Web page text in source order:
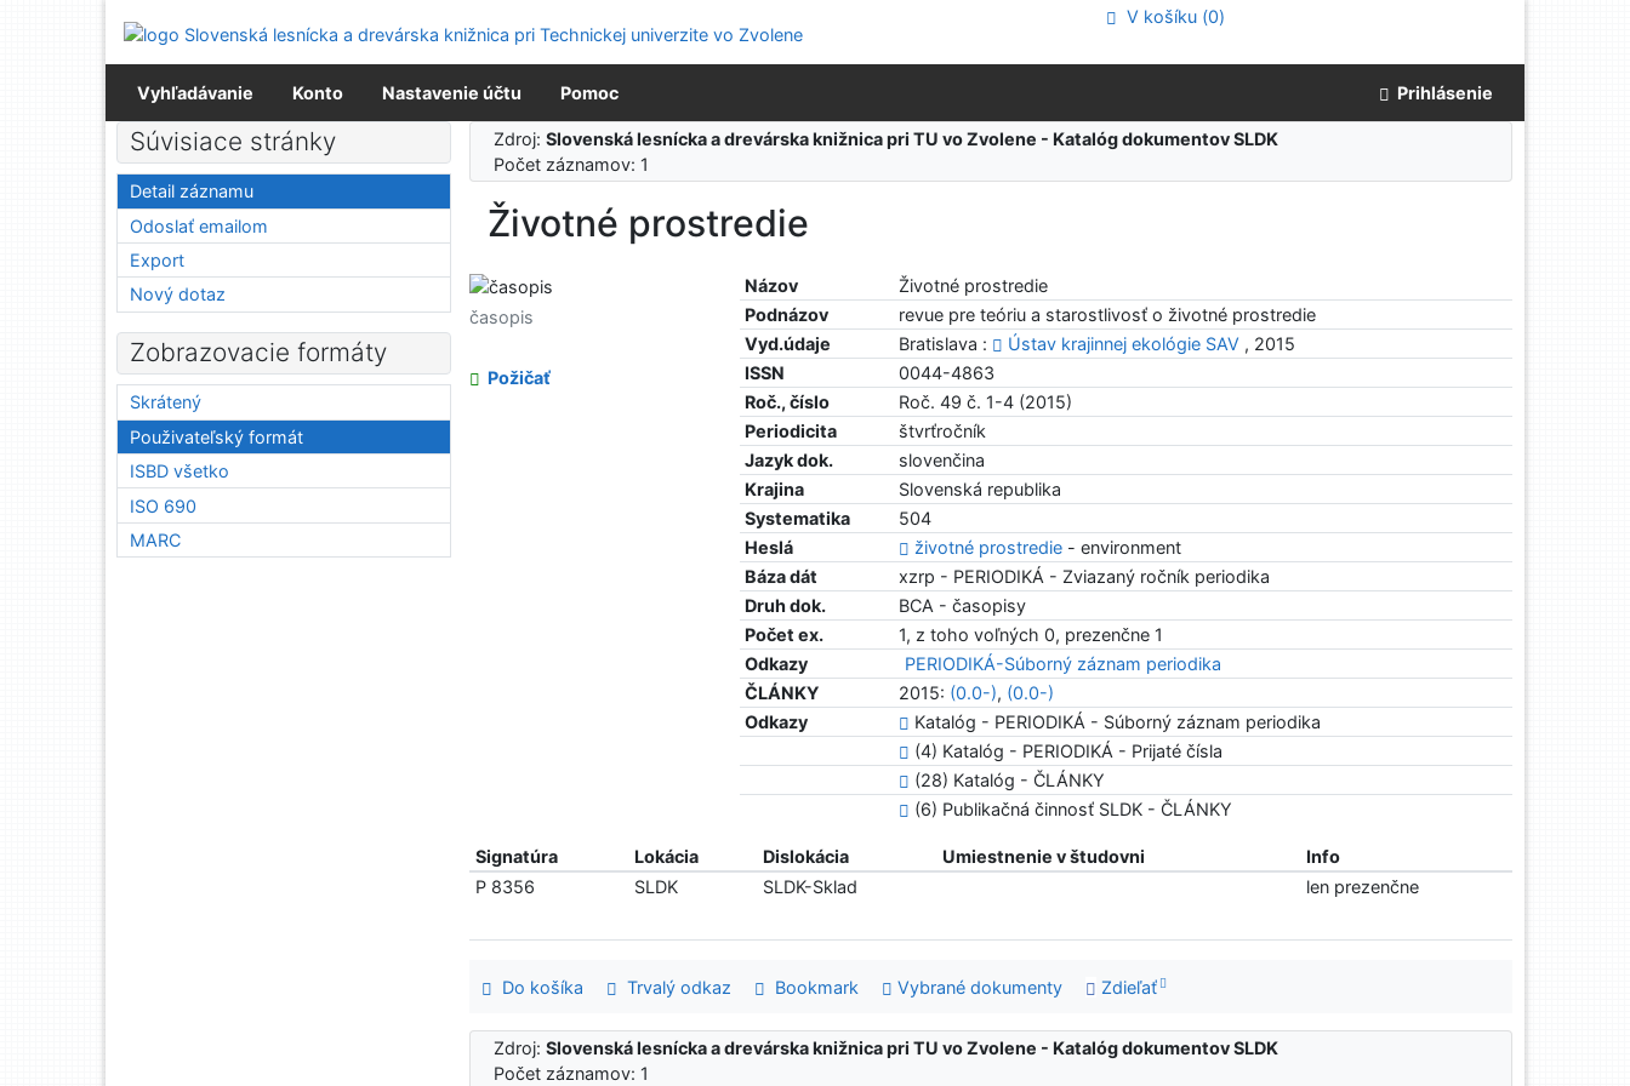
Prejsť na menu
Prehlásenie o webovej prístupnosti
V košíku (0)
Vyhľadávanie Konto Nastavenie účtu Pomoc Prihlásenie
Zdroj:Slovenská lesnícka a drevárska knižnica pri TU vo Zvolene - Katalóg dokumentov SLDK
Počet záznamov: 1
Životné prostredie
Názov
Životné prostredie
Podnázov
revue pre teóriu a starostlivosť o životné prostredie
Vyd.údaje
Bratislava : Ústav krajinnej ekológie SAV , 2015
ISSN
0044-4863
Roč., číslo
Roč. 49 č. 1-4 (2015)
Periodicita
štvrťročník
Jazyk dok.
slovenčina
Krajina
Slovenská republika
Systematika
504
Heslá
životné prostredie - environment
Báza dát
xzrp - PERIODIKÁ - Zviazaný ročník periodika
Druh dok.
BCA - časopisy
Počet ex.
1, z toho voľných 0, prezenčne 1
Odkazy
PERIODIKÁ-Súborný záznam periodika
ČLÁNKY
2015: (0.0-), (0.0-)
Odkazy
Katalóg - PERIODIKÁ - Súborný záznam periodika
(4) Katalóg - PERIODIKÁ - Prijaté čísla
(28) Katalóg - ČLÁNKY
(6) Publikačná činnosť SLDK - ČLÁNKY
časopis
Požičať
Signatúra Lokácia Dislokácia Umiestnenie v študovni
Info
P 8356
SLDK SLDK-Sklad len prezenčne
Do košíka Trvalý odkaz Bookmark Vybrané dokumenty Zdieľať
Zdroj:Slovenská lesnícka a drevárska knižnica pri TU vo Zvolene - Katalóg dokumentov SLDK
Počet záznamov: 1
Súvisiace stránky
Detail záznamu
Odoslať emailom
Export
Nový dotaz
Zobrazovacie formáty
Skrátený
Použivateľský formát
ISBD všetko
ISO 690
MARC